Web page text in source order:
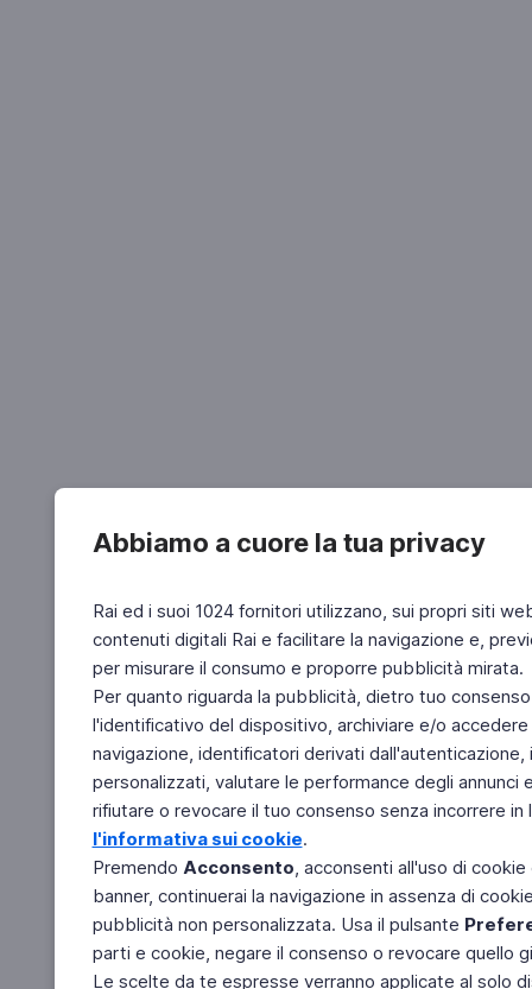
Abbiamo a cuore la tua privacy
Rai ed i suoi 1024 fornitori utilizzano, sui propri siti
contenuti digitali Rai e facilitare la navigazione e,
per misurare il consumo e proporre pubblicità mirata.
Per quanto riguarda la pubblicità, dietro tuo
l'identificativo del dispositivo, archiviare e/o
navigazione, identificatori derivati
personalizzati, valutare le performance degli
rifiutare o revocare il tuo consenso senza incorrere
l'informativa sui cookie.
Premendo Acconsento, acconsenti all'uso di
banner, continuerai la navigazione in assenza di
pubblicità non personalizzata. Usa il pulsante
parti e cookie, negare il consenso o revocare quello
Le scelte da te espresse verranno applicate al solo